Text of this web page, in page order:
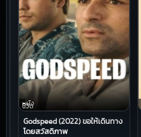
หนัง
ชีวิต
Godspeed (2022) ขอให้เดินทาง
โดยสวัสดิภาพ